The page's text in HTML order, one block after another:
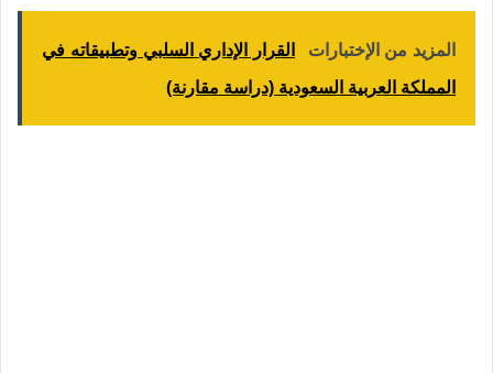
المزيد من الإختبارات
القرار الإداري السلبي وتطبيقاته في
المملكة العربية السعودية (دراسة مقارنة)